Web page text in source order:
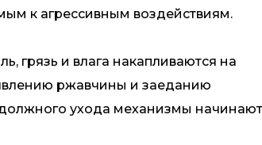
к агрессивным воздействиям.
грязь и влага накапливаются на
ржавчины и заеданию
ухода механизмы